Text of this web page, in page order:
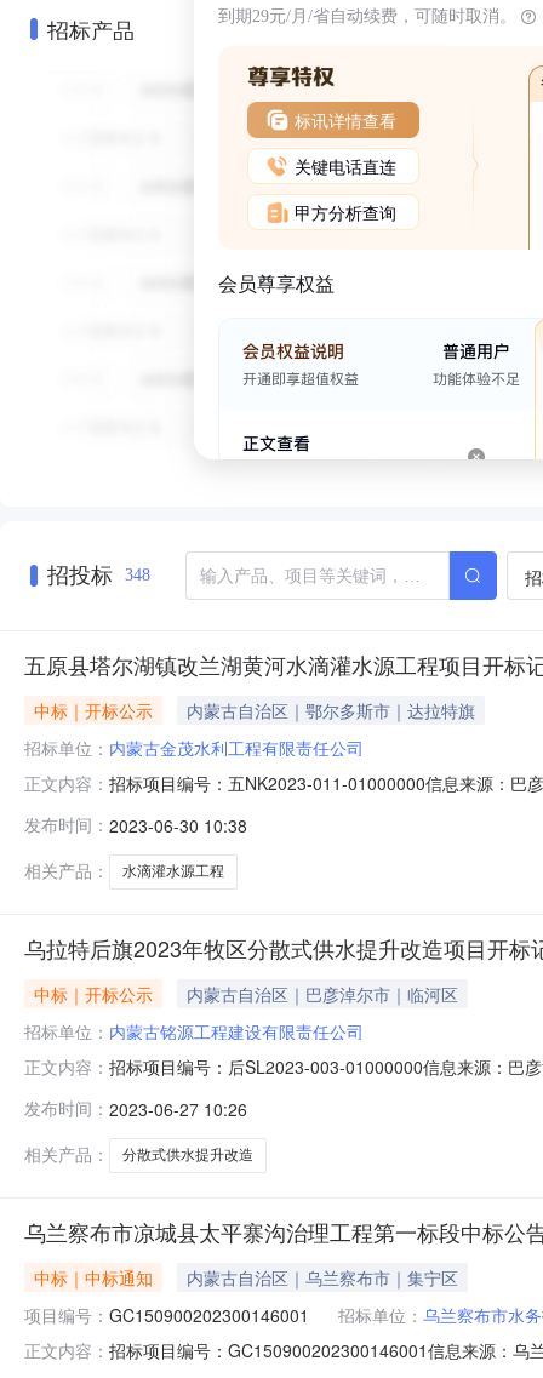
招标产品 到期29元/月/省自动续费，可随时取消。
标讯详情查看
关键电话直连
甲方分析查询
会员尊享权益
招投标 348
五原县塔尔湖镇改兰湖黄河水滴灌水源工程项目开标
中标｜开标公示
内蒙古自治区｜鄂尔多斯市｜达拉特旗
招标单位： 内蒙古金茂水利工程有限责任公司
正文内容： 招标项目编号：五NK2023-011-01000000信息来源：巴
报价:0.00元/%;工期:日历天;质量要求:;保证金金额:0.00
发布时间： 2023-06-30 10:38
相关产品：
水滴灌水源工程
乌拉特后旗2023年牧区分散式供水提升改造项目开标
中标｜开标公示
内蒙古自治区｜巴彦淖尔市｜临河区
招标单位： 内蒙古铭源工程建设有限责任公司
正文内容： 招标项目编号：后SL2023-003-01000000信息来源：巴
价:0.00元/%;工期:日历天;质量要求:;保证金金额:0.00元,
发布时间： 2023-06-27 10:26
相关产品：
分散式供水提升改造
乌兰察布市凉城县太平寨沟治理工程第一标段中标公
中标｜中标通知
内蒙古自治区｜乌兰察布市｜集宁区
项目编号： GC150900202300146001 招标单位： 乌兰察布市水
正文内容： 招标项目编号：GC150900202300146001信息来源：乌